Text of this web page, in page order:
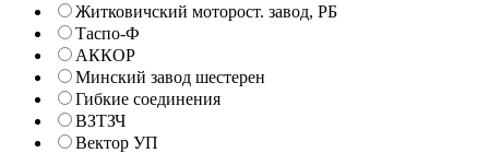
Житковичский моторост. завод, РБ
Таспо-Ф
АККОР
Минский завод шестерен
Гибкие соединения
ВЗТЗЧ
Вектор УП